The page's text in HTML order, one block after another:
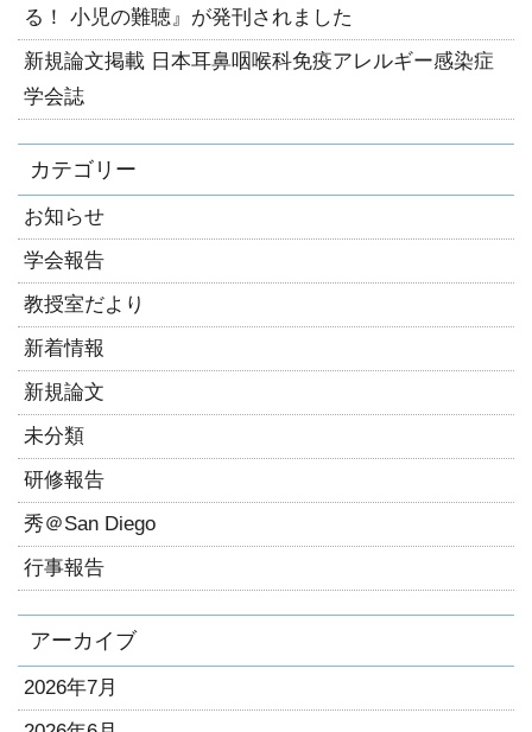
る！ 小児の難聴』が発刊されました
新規論文掲載 日本耳鼻咽喉科免疫アレルギー感染症
学会誌
カテゴリー
お知らせ
学会報告
教授室だより
新着情報
新規論文
未分類
研修報告
秀＠San Diego
行事報告
アーカイブ
2026年7月